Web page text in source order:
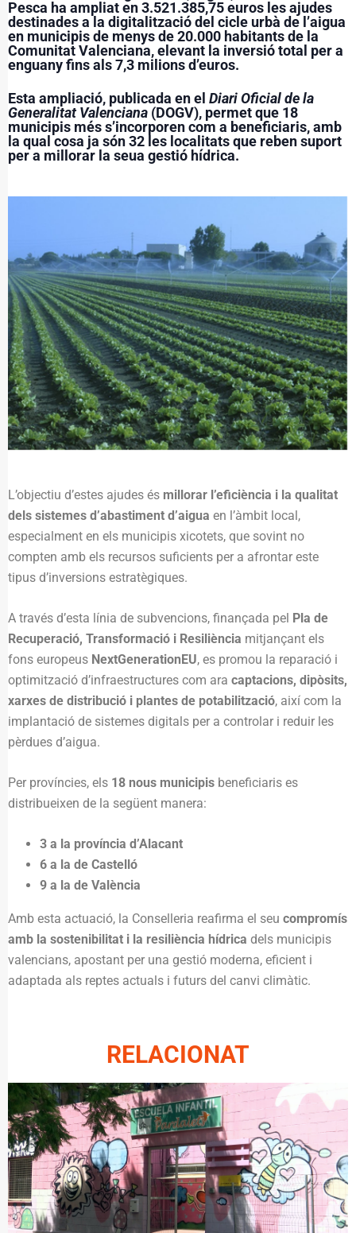
Pesca ha ampliat en 3.521.385,75 euros les ajudes
destinades a la digitalització del cicle urbà de l’aigua
en municipis de menys de 20.000 habitants de la
Comunitat Valenciana, elevant la inversió total per a
enguany fins als 7,3 milions d’euros.
Esta ampliació, publicada en el Diari Oficial de la
Generalitat Valenciana (DOGV), permet que 18
municipis més s’incorporen com a beneficiaris, amb
la qual cosa ja són 32 les localitats que reben suport
per a millorar la seua gestió hídrica.
L’objectiu d’estes ajudes és millorar l’eficiència i la qualitat
dels sistemes d’abastiment d’aigua en l’àmbit local,
especialment en els municipis xicotets, que sovint no
compten amb els recursos suficients per a afrontar este
tipus d’inversions estratègiques.
A través d’esta línia de subvencions, finançada pel Pla de
Recuperació, Transformació i Resiliència mitjançant els
fons europeus NextGenerationEU, es promou la reparació i
optimització d’infraestructures com ara captacions, dipòsits,
xarxes de distribució i plantes de potabilització, així com la
implantació de sistemes digitals per a controlar i reduir les
pèrdues d’aigua.
Per províncies, els 18 nous municipis beneficiaris es
distribueixen de la següent manera:
3 a la província d’Alacant
6 a la de Castelló
9 a la de València
Amb esta actuació, la Conselleria reafirma el seu compromís
amb la sostenibilitat i la resiliència hídrica dels municipis
valencians, apostant per una gestió moderna, eficient i
adaptada als reptes actuals i futurs del canvi climàtic.
RELACIONAT